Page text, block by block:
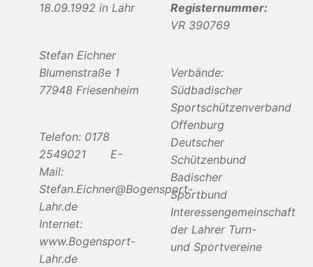
18.09.1992 in Lahr
Stefan Eichner
Blumenstraße 1
77948 Friesenheim
Telefon: 0178
2549021 E-
Mail:
Stefan.Eichner@Bogensport-
Lahr.de
Internet:
www.Bogensport-
Lahr.de
Registernummer:
VR 390769
Verbände:
Südbadischer
Sportschützenverband
Offenburg
Deutscher
Schützenbund
Badischer
Sportbund
Interessengemeinschaft
der Lahrer Turn-
und Sportvereine